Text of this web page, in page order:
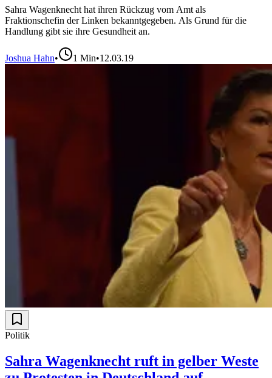
Sahra Wagenknecht hat ihren Rückzug vom Amt als
Fraktionschefin der Linken bekanntgegeben. Als Grund für die
Handlung gibt sie ihre Gesundheit an.
Joshua Hahn• 1 Min•12.03.19
Politik
Sahra Wagenknecht ruft in gelber Weste